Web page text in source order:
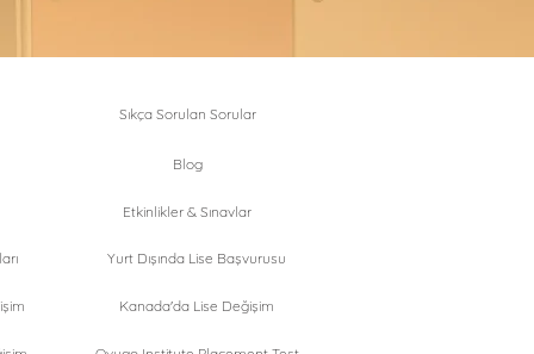
Sıkça Sorulan Sorular
Blog
Etkinlikler & Sınavlar
Yurt Dışında Lise Başvurusu
Kanada'da Lise Değişim